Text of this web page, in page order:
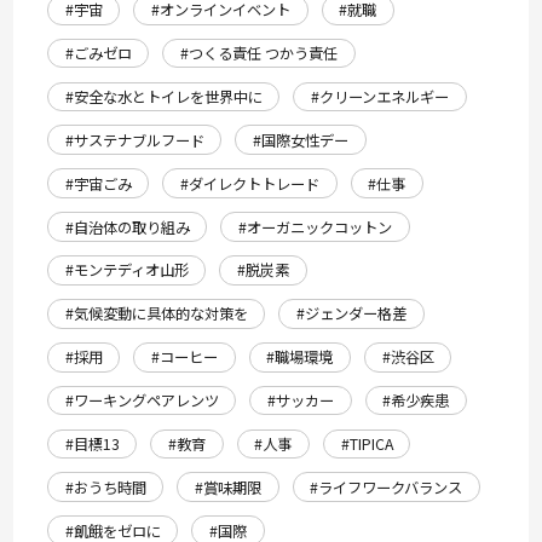
#宇宙 #オンラインイベント
#就職
#ごみゼロ
#つくる責任 つかう責任
#安全な水とトイレを世界中に
#クリーンエネルギー
#サステナブルフード
#国際女性デー
#宇宙ごみ
#ダイレクトトレード
#仕事
#自治体の取り組み
#オーガニックコットン
#モンテディオ山形
#脱炭素
#気候変動に具体的な対策を
#ジェンダー格差
#採用
#コーヒー #職場環境
#渋谷区
#ワーキングペアレンツ
#サッカー
#希少疾患
#目標13
#教育 #人事
#TIPICA
#おうち時間
#賞味期限
#ライフワークバランス
#飢餓をゼロに
#国際